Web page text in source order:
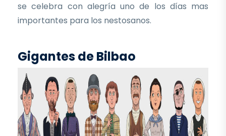
se celebra con alegría uno de los días mas
importantes para los nestosanos.
Gigantes de Bilbao